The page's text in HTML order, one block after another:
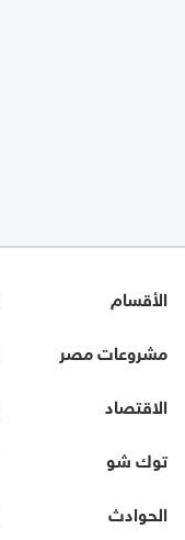
الأقسام
مشروعات مصر
الاقتصاد
توك شو
الحوادث